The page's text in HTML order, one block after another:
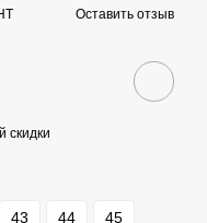
Оставить отзыв
скидки
43 44 45